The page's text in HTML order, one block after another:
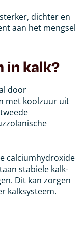
dichter en
aan het mengsel
in kalk?
door
met koolzuur uit
calciumhydroxide
stabiele kalk-
Dit kan zorgen
kalksysteem.